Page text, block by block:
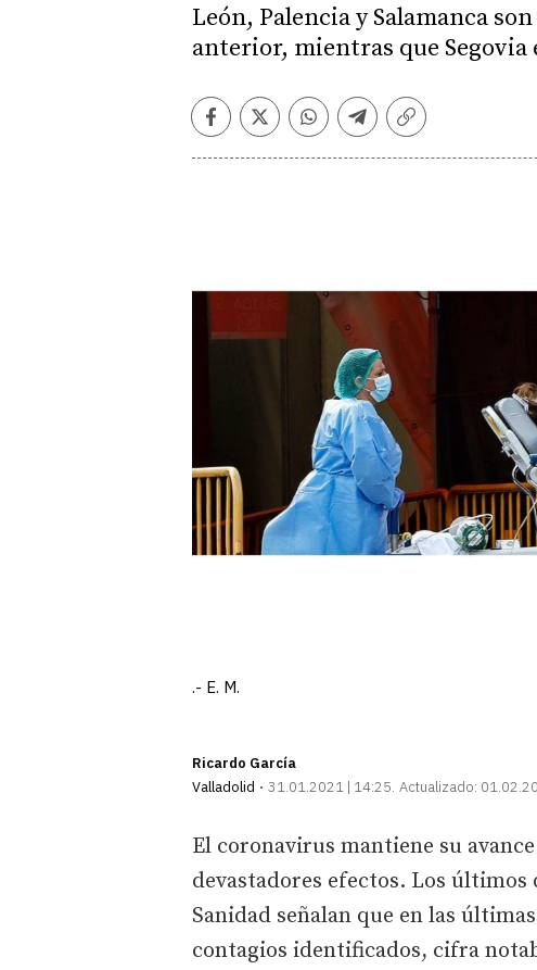
León, Palencia y Salamanca
anterior, mientras que Segovia
Facebook
TwitterWhatsapp
Telegram
Copiar
.- E. M.
Ricardo García
Valladolid
31.01.2021 | 14:25 Actualizado:
El coronavirus mantiene su
devastadores efectos. Los
Sanidad señalan que en las
contagios identificados, cifra